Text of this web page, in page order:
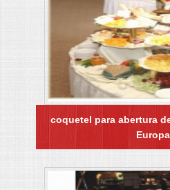
coquetel para abertura
Europa